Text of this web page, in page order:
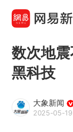
数次地
黑科技
大象新闻
2025-05-